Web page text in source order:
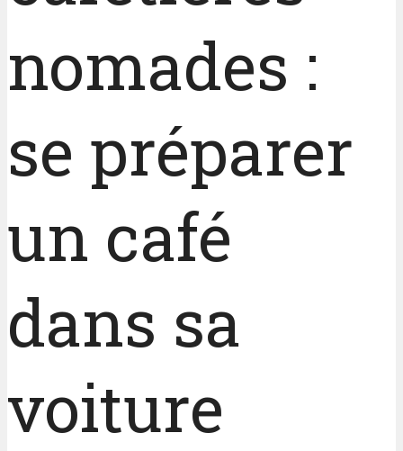
nomades :
se préparer
un café
dans sa
voiture